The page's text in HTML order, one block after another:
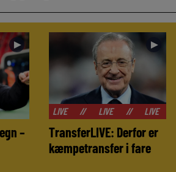
►
–
►
LIVE LIVE LIVE LIVE
TransferLIVE: Derfor er
kæmpetransfer i fare